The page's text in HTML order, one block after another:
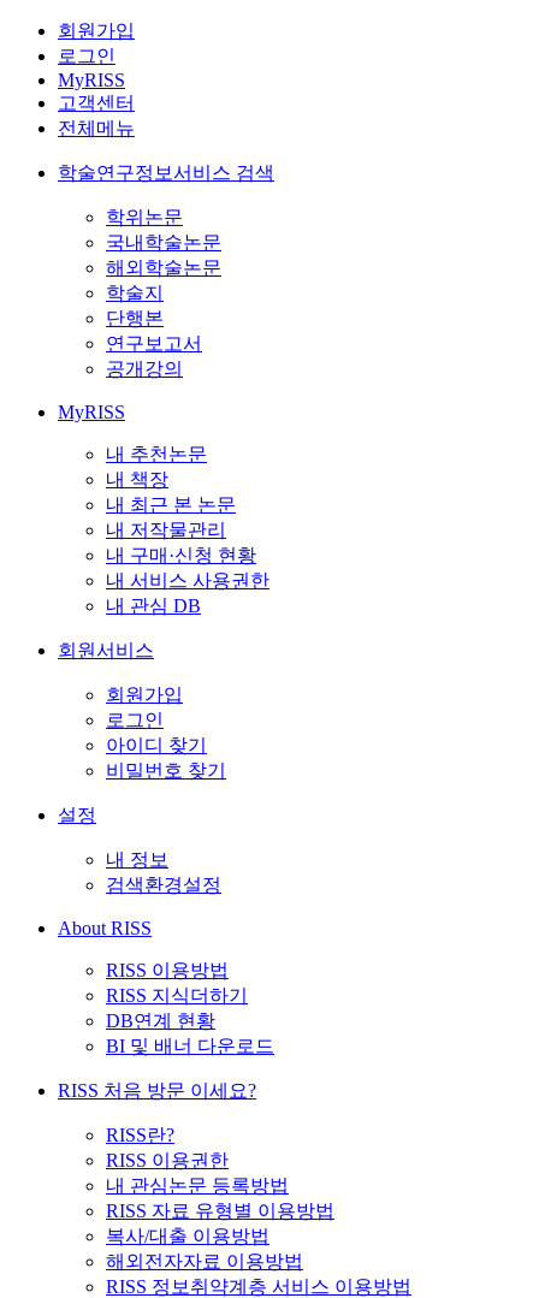
회원가입
로그인
MyRISS
고객센터
전체메뉴
학술연구정보서비스 검색
학위논문
국내학술논문
해외학술논문
학술지
단행본
연구보고서
공개강의
MyRISS
내 추천논문
내 책장
내 최근 본 논문
내 저작물관리
내 구매·신청 현황
내 서비스 사용권한
내 관심 DB
회원서비스
회원가입
로그인
아이디 찾기
비밀번호 찾기
설정
내 정보
검색환경설정
About RISS
RISS 이용방법
RISS 지식더하기
DB연계 현황
BI 및 배너 다운로드
RISS 처음 방문 이세요?
RISS란?
RISS 이용권한
내 관심논문 등록방법
RISS 자료 유형별 이용방법
복사/대출 이용방법
해외전자자료 이용방법
RISS 정보취약계층 서비스 이용방법